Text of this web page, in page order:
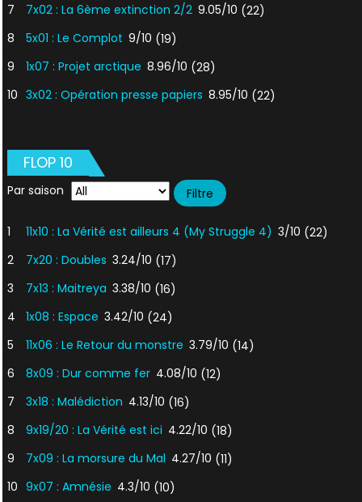
7
7x02 : La 6ème extinction 2/2 9.05/10 (22)
8
5x01 : Le Complot 9/10 (19)
9
1x07 : Projet arctique 8.96/10 (28)
10 3x02 : Opération presse papiers 8.95/10 (22)
FLOP 10
Par saison
1 11x10 : La Vérité est ailleurs 4 (My Struggle 4) 3/10 (22)
2
7x20 : Doubles 3.24/10 (17)
3
7x13 : Maitreya 3.38/10 (16)
4
1x08 : Espace 3.42/10 (24)
5
11x06 : Le Retour du monstre 3.79/10 (14)
6
8x09 : Dur comme fer 4.08/10 (12)
7
3x18 : Malédiction 4.13/10 (16)
8
9x19/20 : La Vérité est ici 4.22/10 (18)
9
7x09 : La morsure du Mal 4.27/10 (11)
10 9x07 : Amnésie 4.3/10 (10)